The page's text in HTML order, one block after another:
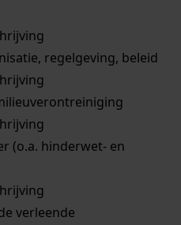
regelgeving, beleid
(o.a. hinderwet- en
verleende